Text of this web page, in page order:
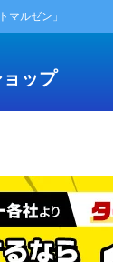
マルゼン」
ップ